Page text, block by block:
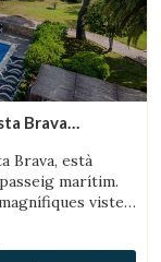
Brava
Brava, està
marítim.
vistes